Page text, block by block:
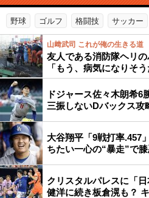
野球 ゴルフ 格闘技 サッカー
山﨑武司 これが俺の生きる道
友人である消防隊ヘリ
「もう、病気になりそう
ドジャース佐々木朗希
三振しないDバックス攻
大谷翔平「9戦打率.457
ちたい一心の“暴走”で
クリスタルパレスに「
健洋に続き板倉滉も？